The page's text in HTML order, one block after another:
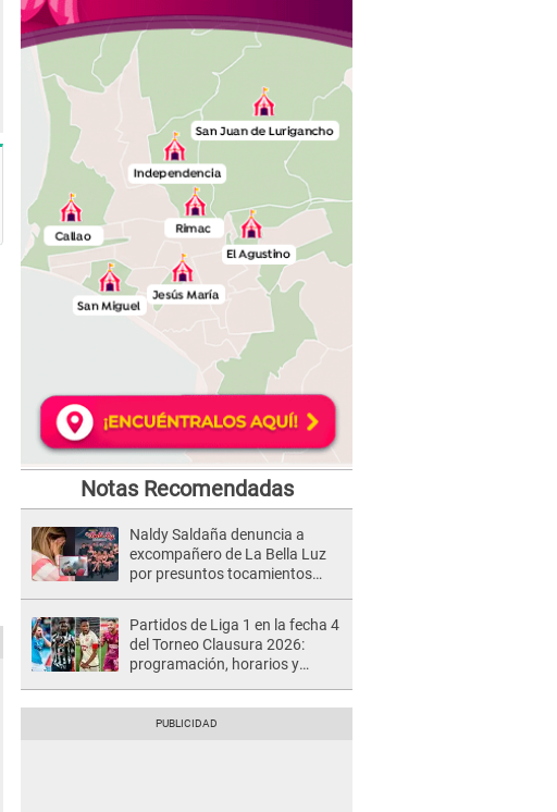
Notas Recomendadas
Naldy Saldaña denuncia a
excompañero de La Bella Luz
por presuntos tocamientos
Partidos de Liga 1 en la fecha 4
del Torneo Clausura 2026:
programación, horarios y